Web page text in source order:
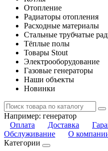
Отопление
Радиаторы отопления
Расходные материалы
Стальные трубчатые
Тёплые полы
Товары Stout
Электрооборудование
Газовые генераторы
Наши объекты
Новинки
Например: генератор
Оплата
Доставка
Обслуживание
О
Категории